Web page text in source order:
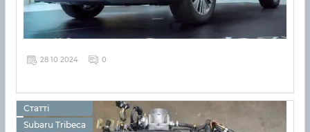
28 10 2024 0
Статті
Subaru Tribeca